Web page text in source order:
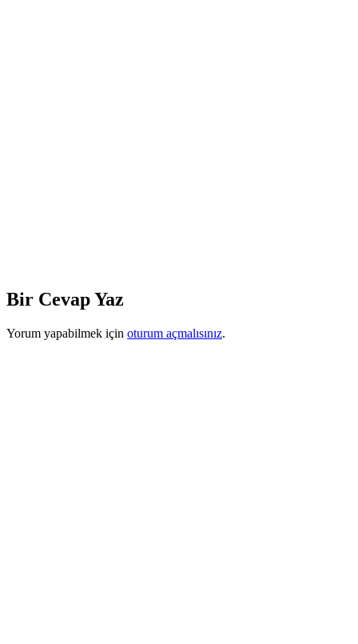
Bir Cevap Yaz
Yorum yapabilmek için oturum açmalısınız.